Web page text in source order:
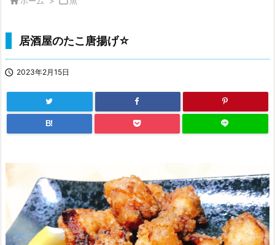

居酒屋のたこ唐揚げ☆
 2023年2月15日
B!